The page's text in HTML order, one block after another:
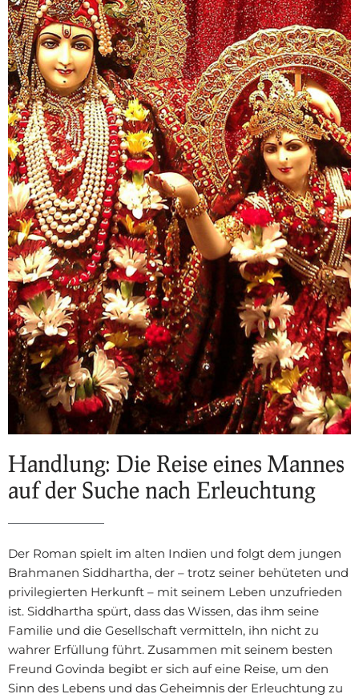
Handlung: Die Reise eines Mannes
auf der Suche nach Erleuchtung
Der Roman spielt im alten Indien und folgt dem jungen
Brahmanen Siddhartha, der – trotz seiner behüteten und
privilegierten Herkunft – mit seinem Leben unzufrieden
ist. Siddhartha spürt, dass das Wissen, das ihm seine
Familie und die Gesellschaft vermitteln, ihn nicht zu
wahrer Erfüllung führt. Zusammen mit seinem besten
Freund Govinda begibt er sich auf eine Reise, um den
Sinn des Lebens und das Geheimnis der Erleuchtung zu